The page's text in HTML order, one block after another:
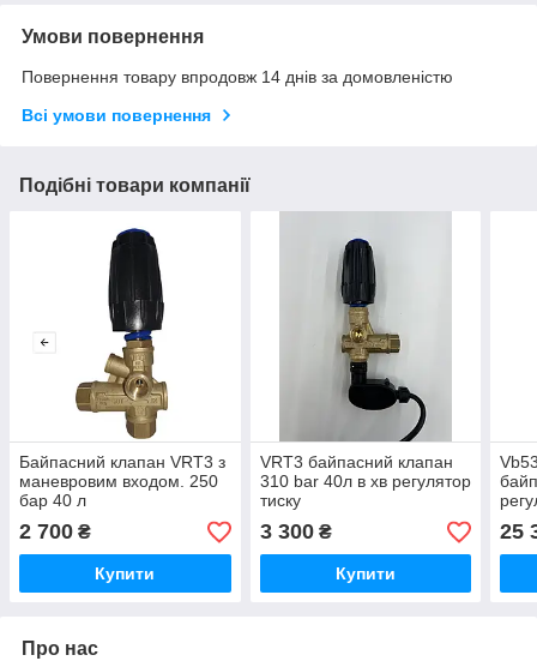
Умови повернення
Повернення товару впродовж 14 днів за домовленістю
Всі умови повернення
Подібні товари компанії
Байпасний клапан VRT3 з
маневровим входом. 250
бар 40 л
2 700 ₴
Купити
VRT3 байпасний клапан
310 bar 40л в хв регулятор
тиску
3 300₴
Купити
25
Про нас